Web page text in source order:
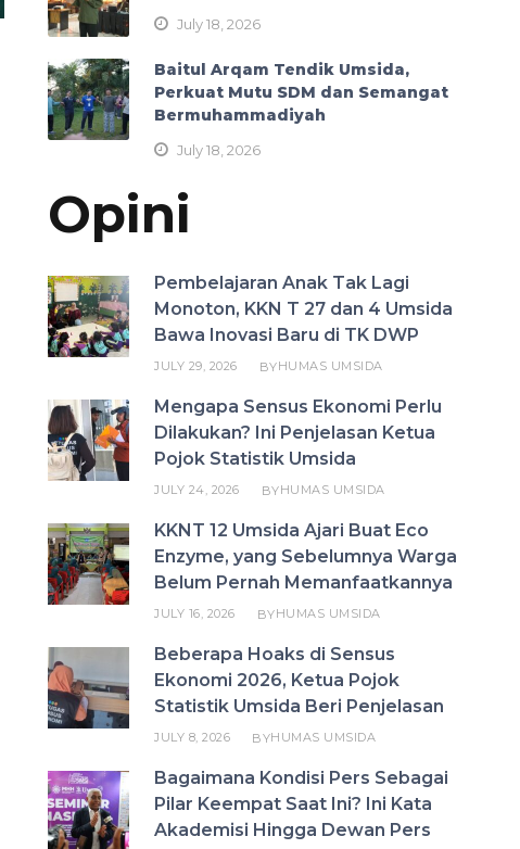
July 18, 2026
Baitul Arqam Tendik Umsida,
Perkuat Mutu SDM dan Semangat
Bermuhammadiyah
July 18, 2026
Opini
Pembelajaran Anak Tak Lagi
Monoton, KKN T 27 dan 4 Umsida
Bawa Inovasi Baru di TK DWP
JULY 29, 2026 BYHUMAS UMSIDA
Mengapa Sensus Ekonomi Perlu
Dilakukan? Ini Penjelasan Ketua
Pojok Statistik Umsida
JULY 24, 2026 BYHUMAS UMSIDA
KKNT 12 Umsida Ajari Buat Eco
Enzyme, yang Sebelumnya Warga
Belum Pernah Memanfaatkannya
JULY 16, 2026 BYHUMAS UMSIDA
Beberapa Hoaks di Sensus
Ekonomi 2026, Ketua Pojok
Statistik Umsida Beri Penjelasan
JULY 8, 2026 BYHUMAS UMSIDA
Bagaimana Kondisi Pers Sebagai
Pilar Keempat Saat Ini? Ini Kata
Akademisi Hingga Dewan Pers